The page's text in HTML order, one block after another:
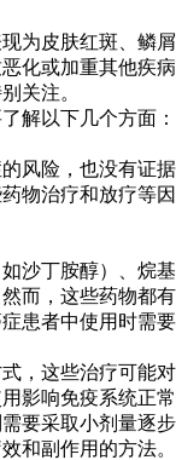
为皮肤红斑、鳞屑
化或加重其他疾病
关注。
解以下几个方面：
风险，也没有证据
物治疗和放疗等因
沙丁胺醇）、烷基
而，这些药物都有
患者中使用时需要
，这些治疗可能对
影响免疫系统正常
要采取小剂量逐步
和副作用的方法。